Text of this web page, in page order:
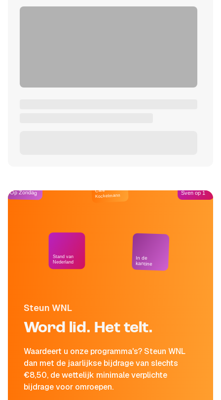
Steun WNL
Word lid. Het telt.
Waardeert u onze programma's? Steun WNL
dan met de jaarlijkse bijdrage van slechts
€8,50, de wettelijk minimale verplichte
bijdrage voor omroepen.
Op Zondag
Stand van
Nederland
Café
Kockelmann
In de
kantine
Sven op 1